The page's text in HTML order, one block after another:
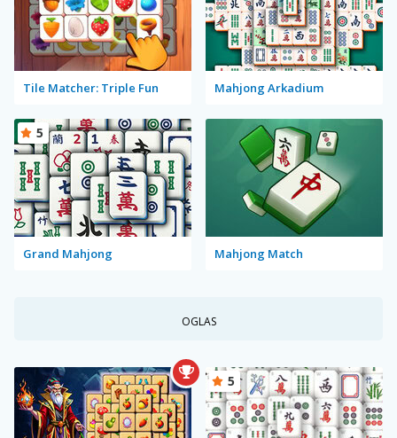
Tile Matcher: Triple Fun Mahjong Arkadium
Grand Mahjong
5
Mahjong Match
OGLAS
5